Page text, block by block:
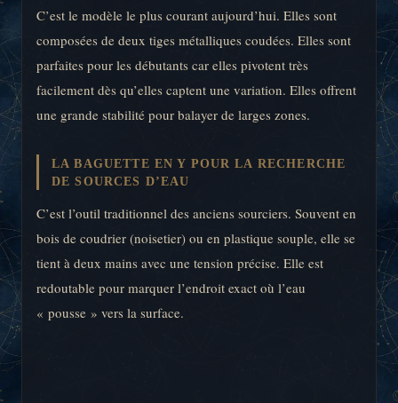
C’est le modèle le plus courant aujourd’hui. Elles sont
composées de deux tiges métalliques coudées. Elles sont
parfaites pour les débutants car elles pivotent très
facilement dès qu’elles captent une variation. Elles offrent
une grande stabilité pour balayer de larges zones.
LA BAGUETTE EN Y POUR LA RECHERCHE
DE SOURCES D’EAU
C’est l’outil traditionnel des anciens sourciers. Souvent en
bois de coudrier (noisetier) ou en plastique souple, elle se
tient à deux mains avec une tension précise. Elle est
redoutable pour marquer l’endroit exact où l’eau
« pousse » vers la surface.